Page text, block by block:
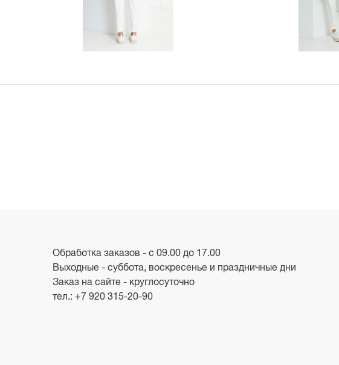
Обработка заказов - с 09.00 до 17.00
Выходные - суббота, воскресенье и праздничные дни
Заказ на сайте - круглосуточно
тел.: +7 920 315-20-90